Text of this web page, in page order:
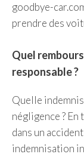
goodbye-
prendre des
Quel
responsable ?
Quelle
négligence ?
dans un
indemnisation